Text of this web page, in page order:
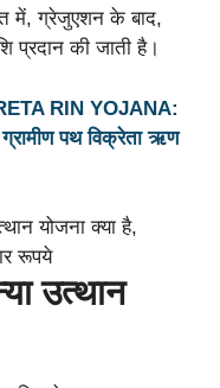
में, ग्रेजुएशन के बाद,
प्रदान की जाती है।
RIN YOJANA:
पथ विक्रेता ऋण
उत्थान